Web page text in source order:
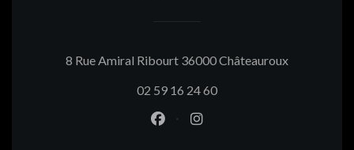
8 Rue Amiral Ribourt 36000 Châteauroux((öffnet ein
02 59 16 24 60
Facebook ((öffnet ein neues
Instagram ((öffnet ein